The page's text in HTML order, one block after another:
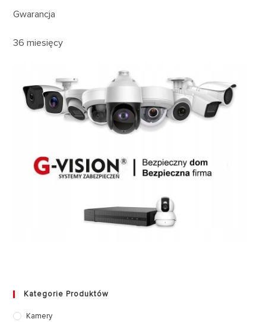
Gwarancja
36 miesięcy
Kategorie Produktów
Kamery